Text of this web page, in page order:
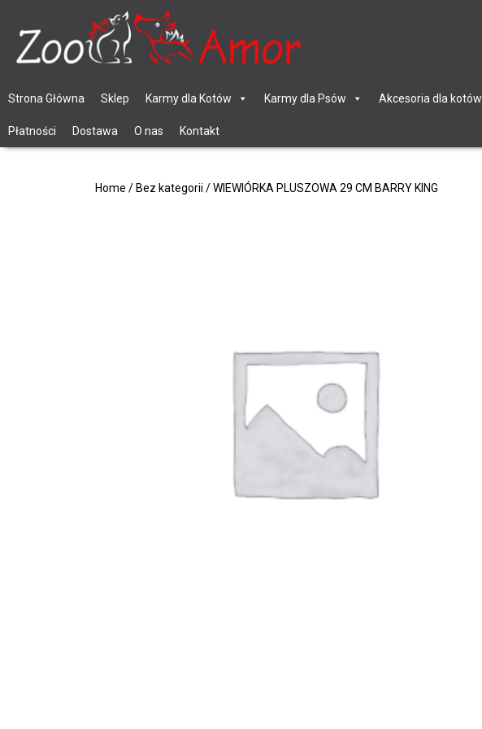
Strona Główna Sklep Karmy dla Kotów Karmy dla Psów Akcesoria dla kotów
Płatności Dostawa O nas Kontakt
Home / Bez kategorii / WIEWIÓRKA PLUSZOWA 29 CM BARRY KING